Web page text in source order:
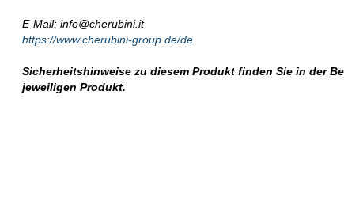
E-Mail: info@cherubini.it
https://www.cherubini-group.de/de
Sicherheitshinweise zu diesem Produkt finden Sie in der
jeweiligen Produkt.